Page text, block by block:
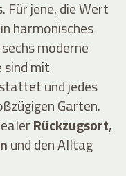
jene, die Wert
harmonisches
sechs moderne
sind mit
und jedes
Garten.
Rückzugsort,
und den Alltag